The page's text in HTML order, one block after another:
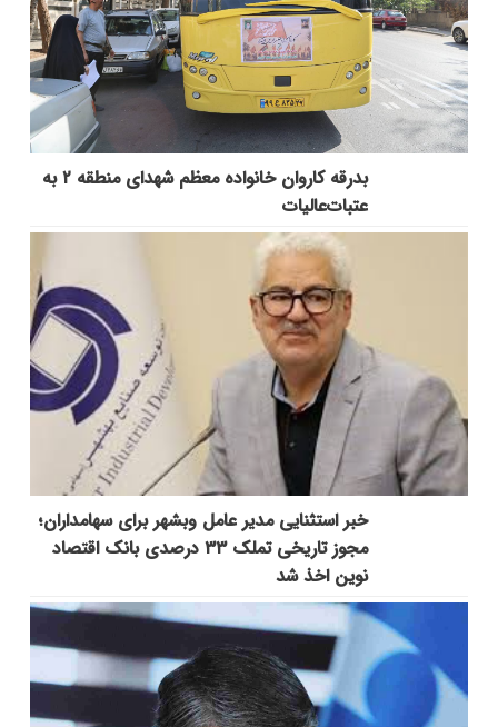
بدرقه کاروان خانواده معظم شهدای منطقه ۲ به
عتبات‌عالیات
خبر استثنایی مدیر عامل وبشهر برای سهامداران؛
مجوز تاریخی تملک ۳۳ درصدی بانک اقتصاد
نوین اخذ شد